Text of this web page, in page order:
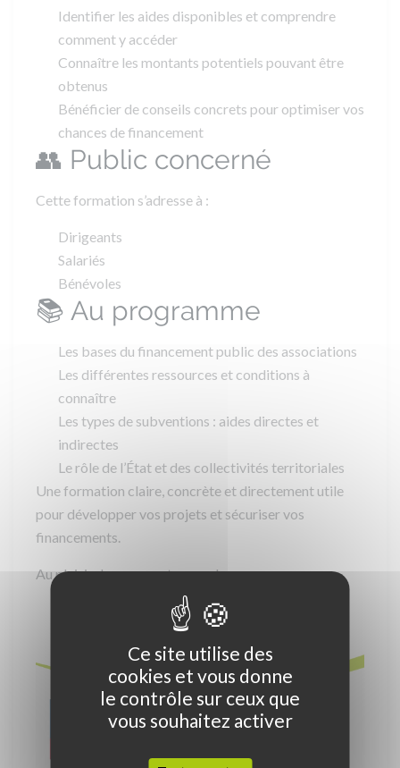
Identifier les aides disponibles et comprendre
comment y accéder
Connaître les montants potentiels pouvant être
obtenus
Bénéficier de conseils concrets pour optimiser vos
chances de financement
👥 Public concerné
Cette formation s’adresse à :
Dirigeants
Salariés
Bénévoles
📚 Au programme
Les bases du financement public des associations
Les différentes ressources et conditions à
connaître
Les types de subventions : aides directes et
indirectes
Le rôle de l’État et des collectivités territoriales
Une formation claire, concrète et directement utile
pour développer vos projets et sécuriser vos
financements.
Au plaisir de vous y retrouver !
Ce site utilise des
cookies et vous donne
le contrôle sur ceux que
vous souhaitez activer